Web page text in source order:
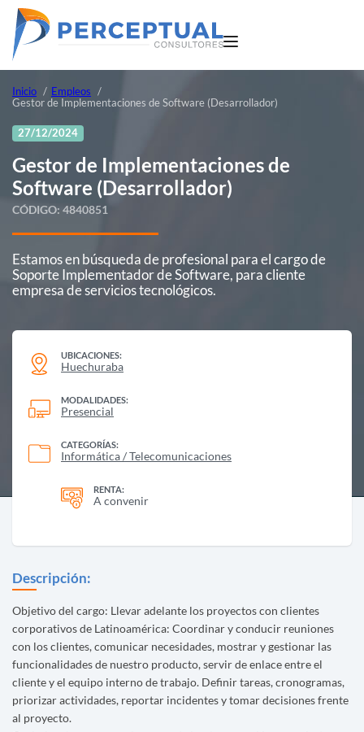
Inicio
Empleos
Gestor de Implementaciones de Software (Desarrollador)
27/12/2024
Gestor de Implementaciones de
Software (Desarrollador)
CÓDIGO: 4840851
Estamos en búsqueda de profesional para el cargo de
Soporte Implementador de Software, para cliente
empresa de servicios tecnológicos.
UBICACIONES:
Huechuraba
MODALIDADES:
Presencial
CATEGORÍAS:
Informática / Telecomunicaciones
RENTA:
A convenir
Descripción:
Objetivo del cargo: Llevar adelante los proyectos con clientes
corporativos de Latinoamérica: Coordinar y conducir reuniones
con los clientes, comunicar necesidades, mostrar y gestionar las
funcionalidades de nuestro producto, servir de enlace entre el
cliente y el equipo interno de trabajo. Definir tareas, cronogramas,
priorizar actividades, reportar incidentes y tomar decisiones frente
al proyecto.